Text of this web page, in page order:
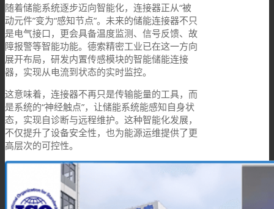
随着储能系统逐步迈向智能化，连接器正从“被
动元件”变为“感知节点”。未来的储能连接器不只
是电气接口，更会具备温度监测、信号反馈、故
障报警等智能功能。德索精密工业已在这一方向
展开布局，研发内置传感模块的智能储能连接
器，实现从电流到状态的实时监控。
这意味着，连接器不再只是传输能量的工具，而
是系统的“神经触点”，让储能系统能感知自身状
态，实现自诊断与远程维护。这种智能化发展，
不仅提升了设备安全性，也为能源运维提供了更
高层次的可控性。